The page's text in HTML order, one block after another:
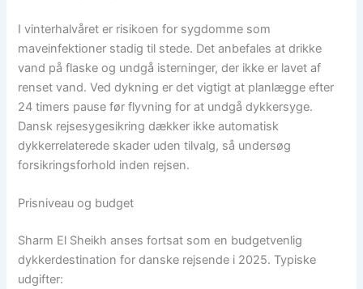
I vinterhalvåret er risikoen for sygdomme som
maveinfektioner stadig til stede. Det anbefales at drikke
vand på flaske og undgå isterninger, der ikke er lavet af
renset vand. Ved dykning er det vigtigt at planlægge efter
24 timers pause før flyvning for at undgå dykkersyge.
Dansk rejsesygesikring dækker ikke automatisk
dykkerrelaterede skader uden tilvalg, så undersøg
forsikringsforhold inden rejsen.
Prisniveau og budget
Sharm El Sheikh anses fortsat som en budgetvenlig
dykkerdestination for danske rejsende i 2025. Typiske
udgifter: